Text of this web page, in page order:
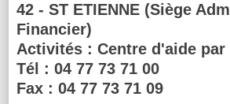
42 - ST ETIENNE (Siège
Financier)
Activités : Centre d'aide par
Tél : 04 77 73 71 00
Fax : 04 77 73 71 09